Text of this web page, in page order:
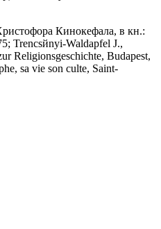
Кинокефала, в кн.:
Trencsйnyi-Waldapfel J.,
Religionsgeschichte, Budapest,
sa vie son culte, Saint-